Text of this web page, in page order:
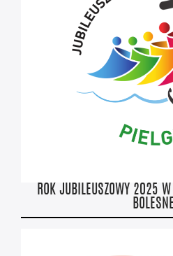
ROK JUBILEUSZOWY 2025